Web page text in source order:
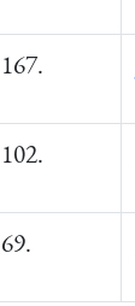
167.
102.
69.